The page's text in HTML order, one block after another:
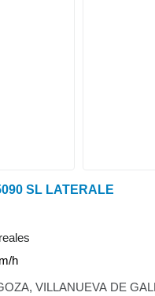
SL LATERALE
h
VILLANUEVA DE